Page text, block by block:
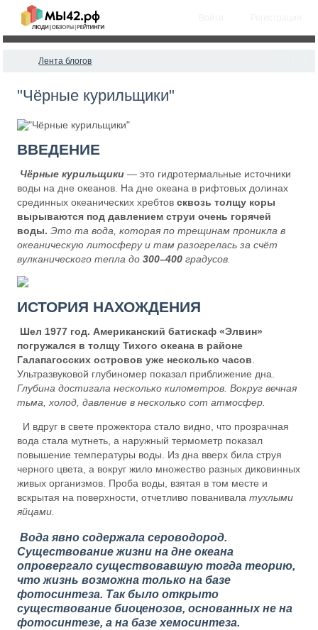
Лента блогов
"Чёрные курильщики"
ВВЕДЕНИЕ
Чёрные курильщики— это гидротермальные источники
воды на дне океанов. На дне океана в рифтовых долинах
срединных океанических хребтовсквозь толщу коры
вырываются под давлением струи очень горячей
воды. Это та вода, которая по трещинам проникла в
океаническую литосферу и там разогрелась за счёт
вулканического тепла до300–400градусов.
ИСТОРИЯ НАХОЖДЕНИЯ
Шел 1977 год. Американский батискаф «Элвин»
погружался в толщу Тихого океана в районе
Галапагосских островов уже несколько часов
Ультразвуковой глубиномер показал приближение дна.
Глубина достигала несколько километров. Вокруг вечная
тьма, холод, давление в несколько сот атмосфер.
И вдруг в свете прожектора стало видно, что прозрачная
вода стала мутнеть, а наружный термометр показал
повышение температуры воды. Из дна вверх била струя
черного цвета, а вокруг жило множество разных диковинных
живых организмов. Проба воды, взятая в том месте и
вскрытая на поверхности, отчетливо пованивалатухлыми
яйцами.
Вода явно содержала сероводород.
Существование жизни на дне океана
опровергало существовавшую тогда теорию,
что жизнь возможна только на базе
фотосинтеза. Так было открыто
существование биоценозов, основанных не на
фотосинтезе, а на базе хемосинтеза.